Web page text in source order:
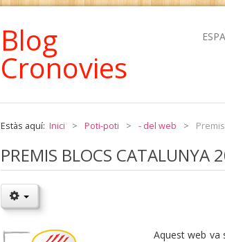
Blog
Cronovies
Estàs aquí: Inici > Poti-poti > - del web >
PREMIS BLOCS CATALUNYA
Aquest web va